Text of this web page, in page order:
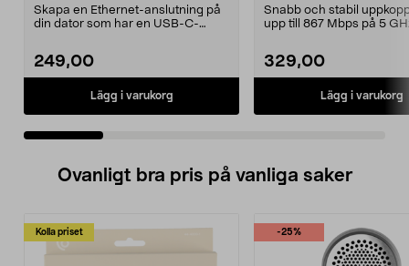
Skapa en Ethernet-anslutning på
din dator som har en USB-C-
249,00
Lägg i varukorg
Snabb och stabil
upp till 867 Mbps på 5
329,00
Lägg i varukorg
Ovanligt bra pris på vanliga saker
Kolla priset -25%